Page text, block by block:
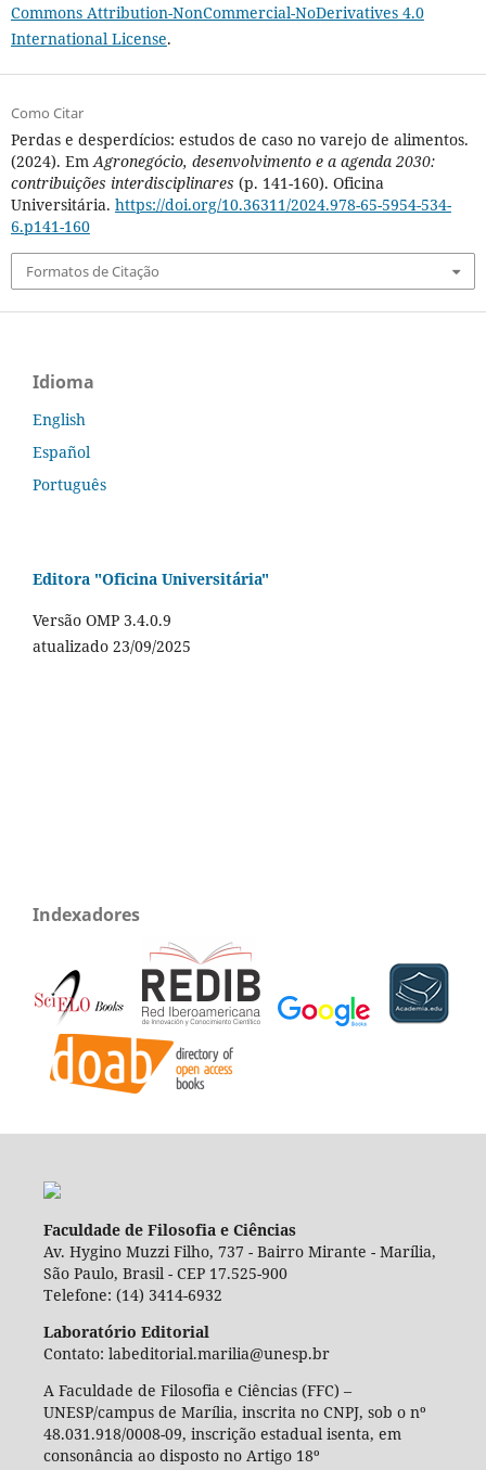
Commons Attribution-NonCommercial-NoDerivatives 4.0
International License.
Como Citar
Perdas e desperdícios: estudos de caso no varejo de alimentos.
(2024). EmAgronegócio, desenvolvimento e a agenda 2030:
contribuições interdisciplinares (p. 141-160). Oficina
Universitária. https://doi.org/10.36311/2024.978-65-5954-534-
6.p141-160
Formatos de Citação
Idioma
English
Español
Português
Editora "Oficina Universitária"
Versão OMP 3.4.0.9
atualizado 23/09/2025
Indexadores
Faculdade de Filosofia e Ciências
Av. Hygino Muzzi Filho, 737 - Bairro Mirante - Marília,
São Paulo, Brasil - CEP 17.525-900
Telefone: (14) 3414-6932
Laboratório Editorial
Contato: labeditorial.marilia@unesp.br
A Faculdade de Filosofia e Ciências (FFC) –
UNESP/campus de Marília, inscrita no CNPJ, sob o nº
48.031.918/0008-09, inscrição estadual isenta, em
consonância ao disposto no Artigo 18º